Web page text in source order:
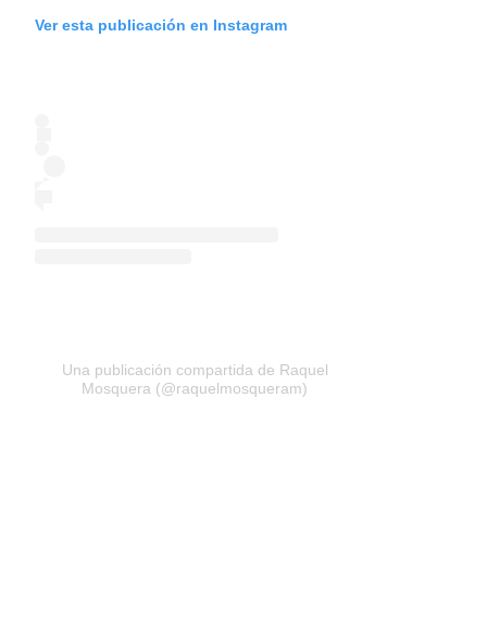
Ver esta publicación en Instagram
Una publicación compartida de Raquel
Mosquera (@raquelmosqueram)